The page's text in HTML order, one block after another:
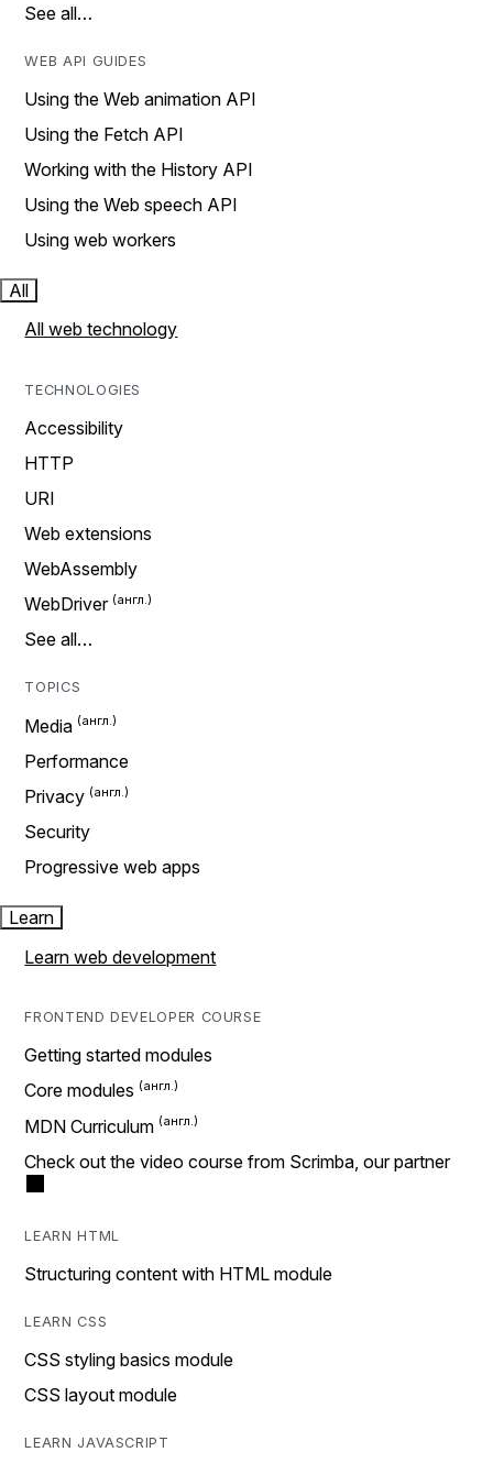
See all…
WEB API GUIDES
Using the Web animation API
Using the Fetch API
Working with the History API
Using the Web speech API
Using web workers
All
All web technology
TECHNOLOGIES
Accessibility
HTTP
URI
Web extensions
WebAssembly
WebDriver
See all…
TOPICS
Media
Performance
Privacy
Security
Progressive web apps
Learn
Learn web development
FRONTEND DEVELOPER COURSE
Getting started modules
Core modules
MDN Curriculum
Check out the video course from Scrimba, our partner
LEARN HTML
Structuring content with HTML module
LEARN CSS
CSS styling basics module
CSS layout module
LEARN JAVASCRIPT